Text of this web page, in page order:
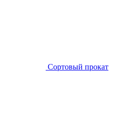
Сортовый прокат